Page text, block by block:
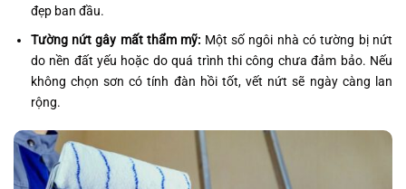
đẹp ban đầu.
Tường nứt gây mất thẩm mỹ: Một số ngôi nhà có tường bị nứt
do nền đất yếu hoặc do quá trình thi công chưa đảm bảo. Nếu
không chọn sơn có tính đàn hồi tốt, vết nứt sẽ ngày càng lan
rộng.